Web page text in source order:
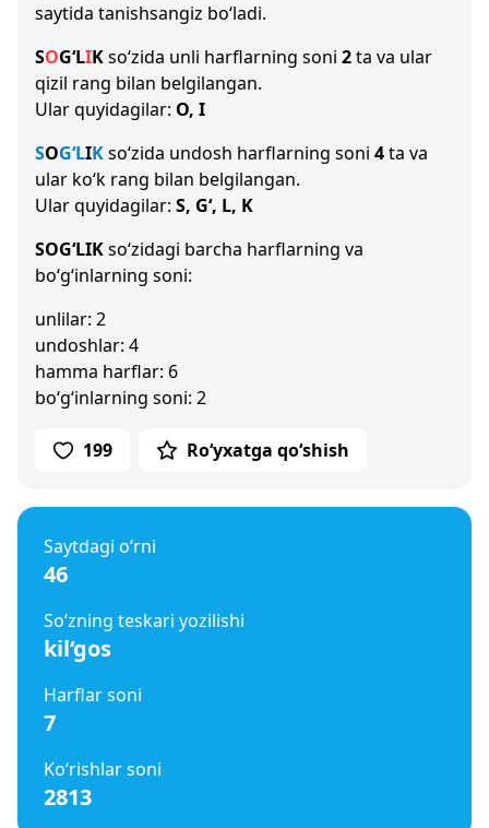
saytida tanishsangiz bo‘ladi.
SOG‘LIKso‘zida unli harflarning soni 2ta va ular
qizil rang bilan belgilangan.
Ular quyidagilar: O, I
SOG‘LIKso‘zida undosh harflarning soni 4ta va
ular ko‘k rang bilan belgilangan.
Ular quyidagilar: S, G‘, L, K
SOG‘LIKso‘zidagi barcha harflarning va
bo‘g‘inlarning soni:
unlilar: 2
undoshlar: 4
hamma harflar: 6
bo‘g‘inlarning soni: 2
199 Ro‘yxatga qo‘shish
Saytdagi o‘rni
46
So‘zning teskari yozilishi
kil‘gos
Harflar soni
7
Ko‘rishlar soni
2813